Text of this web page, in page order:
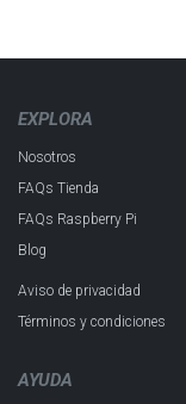
EXPLORA
Nosotros
FAQs Tienda
FAQs Raspberry Pi
Blog
Aviso de privacidad
Términos y condiciones
AYUDA